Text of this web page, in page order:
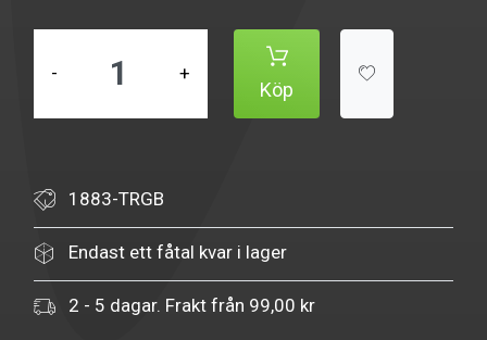
- +
Köp
1883-TRGB
Endast ett fåtal kvar i lager
2 - 5 dagar. Frakt från 99,00 kr